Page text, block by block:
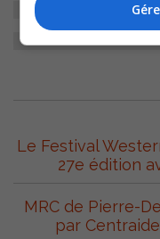
Le Festival
27e édition
MRC de Pierre-
par